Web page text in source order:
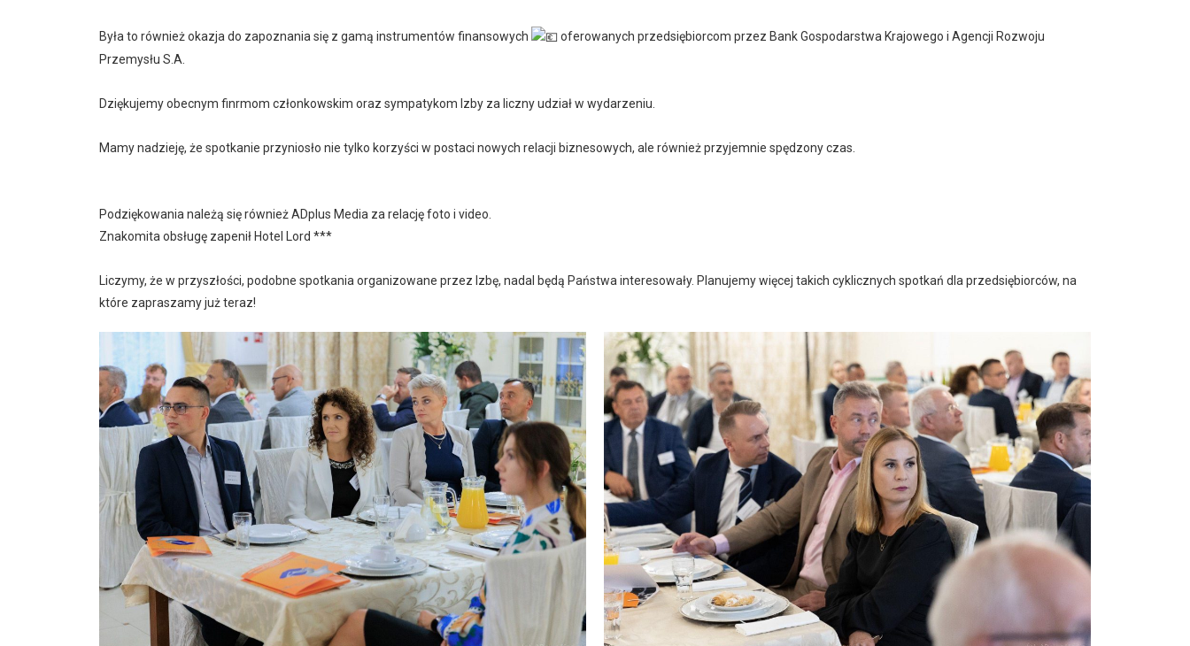
Była to również okazja do zapoznania się z gamą instrumentów finansowych
oferowanych przedsiębiorcom przez Bank Gospodarstwa Krajowego i Agencji Rozwoju
Przemysłu S.A.
Dziękujemy obecnym finrmom członkowskim oraz sympatykom Izby za liczny udział w wydarzeniu.
Mamy nadzieję, że spotkanie przyniosło nie tylko korzyści w postaci nowych relacji biznesowych, ale również przyjemnie spędzony czas.
Podziękowania należą się równieżADplus Media za relację foto i video.
Znakomita obsługę zapenił Hotel Lord ***
Liczymy, że w przyszłości, podobne spotkania organizowane przez Izbę, nadal będą Państwa interesowały. Planujemy więcej takich cyklicznych spotkań dla przedsiębiorców, na
które zapraszamy już teraz!